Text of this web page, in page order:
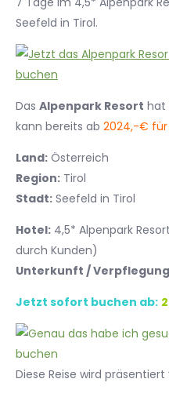
Seefeld in Tirol.
Das Alpenpark Resort hat
kann bereits ab 2024,-€ für
Land: Österreich
Region: Tirol
Stadt: Seefeld in Tirol
Hotel: 4,5* Alpenpark
durch Kunden)
Unterkunft /
Jetzt sofort buchen ab:
Diese Reise wird präsentiert